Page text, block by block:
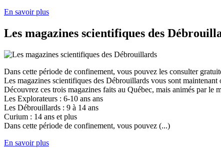
En savoir plus
Les magazines scientifiques des
Dans cette période de confinement, vous pouvez les consulter
Les magazines scientifiques des Débrouillards vous sont
Découvrez ces trois magazines faits au Québec, mais animés par le
Les Explorateurs : 6-10 ans ans
Les Débrouillards : 9 à 14 ans
Curium : 14 ans et plus
Dans cette période de confinement, vous pouvez (...)
En savoir plus